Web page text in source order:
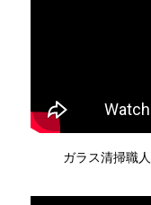
ガラス清掃職